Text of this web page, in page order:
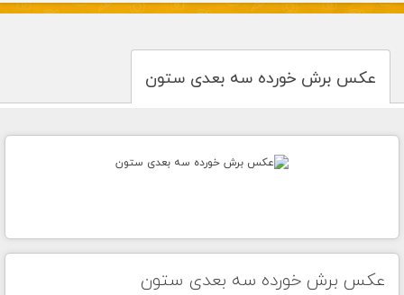
عکس برش خورده سه بعدی ستون
عکس برش خورده سه بعدی ستون